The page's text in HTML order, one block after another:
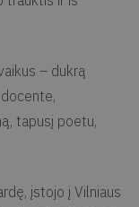
– dukrą
tapusį poetu,
įstojo į Vilniaus